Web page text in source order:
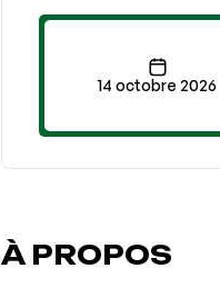
14 octobre 2026
À PROPOS